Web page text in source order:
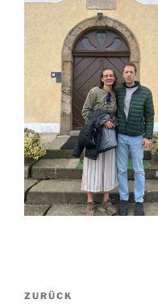
Beitragsnavigation
Vorheriger
ZURÜCK